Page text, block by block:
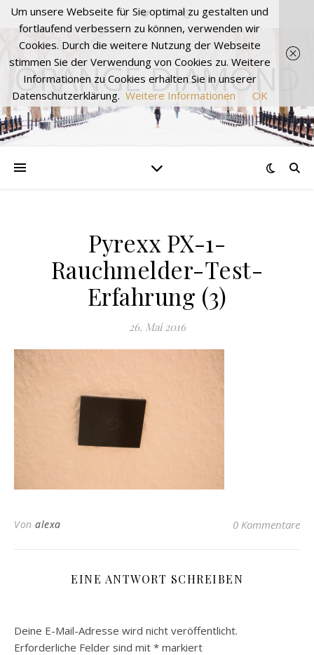
ORANGE DIAMOND
Pyrexx PX-1-
Rauchmelder-Test-
Erfahrung (3)
26. Mai 2016
Von alexa 0 Kommentare
EINE ANTWORT SCHREIBEN
Deine E-Mail-Adresse wird nicht veröffentlicht.
Erforderliche Felder sind mit * markiert
Um unsere Webseite für Sie optimal zu gestalten und
fortlaufend verbessern zu können, verwenden wir
Cookies. Durch die weitere Nutzung der Webseite
stimmen Sie der Verwendung von Cookies zu. Weitere
Informationen zu Cookies erhalten Sie in unserer
Datenschutzerklärung. Weitere Informationen OK